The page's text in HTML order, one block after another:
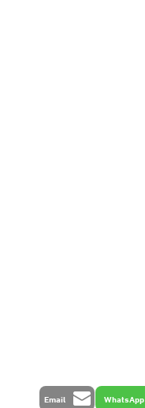
WhatsApp
Email